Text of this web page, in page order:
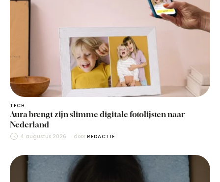
TECH
Aura brengt zijn slimme digitale fotolijsten naar
Nederland
4 augustus 2026 door REDACTIE